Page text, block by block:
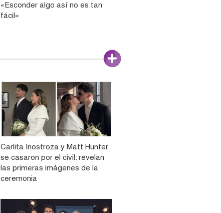
«Esconder algo así no es tan
fácil»
Carlita Inostroza y Matt Hunter
se casaron por el civil: revelan
las primeras imágenes de la
ceremonia